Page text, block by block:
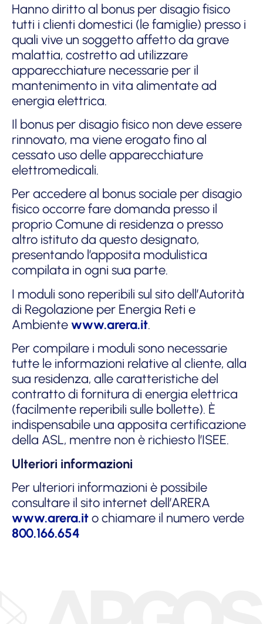
Hanno diritto al bonus per disagio fisico
tutti i clienti domestici (le famiglie) presso i
quali vive un soggetto affetto da grave
malattia, costretto ad utilizzare
apparecchiature necessarie per il
mantenimento in vita alimentate ad
energia elettrica.
Il bonus per disagio fisico non deve essere
rinnovato, ma viene erogato fino al
cessato uso delle apparecchiature
elettromedicali.
Per accedere al bonus sociale per disagio
fisico occorre fare domanda presso il
proprio Comune di residenza o presso
altro istituto da questo designato,
presentando l’apposita modulistica
compilata in ogni sua parte.
I moduli sono reperibili sul sito dell’Autorità
di Regolazione per Energia Reti e
Ambientewww.arera.it.
Per compilare i moduli sono necessarie
tutte le informazioni relative al cliente, alla
sua residenza, alle caratteristiche del
contratto di fornitura di energia elettrica
(facilmente reperibili sulle bollette). È
indispensabile una apposita certificazione
della ASL, mentre non è richiesto l’ISEE.
Ulteriori informazioni
Per ulteriori informazioni è possibile
consultare il sito internet dell’ARERA
www.arera.ito chiamare il numero verde
800.166.654